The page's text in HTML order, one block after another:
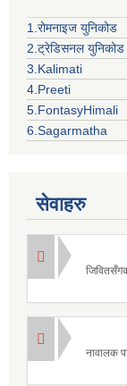
1.रोमनाइज युनिकोड
2.ट्रेडिसनल युनिकोड
3.Kalimati
4.Preeti
5.FontasyHimali
6.Sagarmatha
सेवाहरु
नावालक